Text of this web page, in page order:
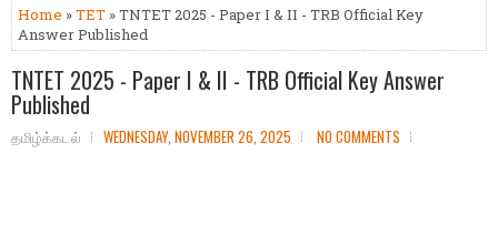
Home »TET » TNTET 2025 - Paper I & II - TRB Official Key
Answer Published
TNTET 2025 - Paper I & II - TRB Official Key Answer
Published
தமிழ்க்கடல் WEDNESDAY, NOVEMBER 26, 2025 NO COMMENTS